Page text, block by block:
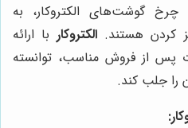
چرخ گوشت‌های الکتروکار، به
کردن هستند. الکتروکار با ارائه
پس از فروش مناسب، توانسته
را جلب کند.